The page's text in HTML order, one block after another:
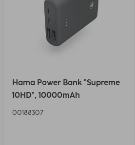
Hama Power Bank "Supreme
10HD", 10000mAh
00188307